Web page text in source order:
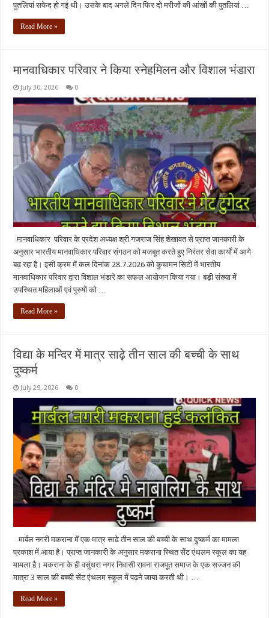
पुतलियां सफेद हो गई थी। उसके बाद अगले दिन फिर दो मरीजों की आंखों की पुतलियां …
Read More »
मानवाधिकार परिवार ने किया स्नेहमिलन और विशाल भंडारा
July 30, 2026 0
मानवाधिकार परिवार के प्रदेश अध्यक्ष श्री गजराज सिंह शेखावत से प्राप्त जानकारी के
अनुसार भारतीय मानवाधिकार परिवार संगठन को मजबूत करते हुए निरंतर सेवा कार्यों में आगे
बढ़ रहा है। इसी क्रम में कल दिनांक 28.7.2026 को कुचामन सिटी में भारतीय
मानवाधिकार परिवार द्वारा विशाल भंडारे का सफल आयोजन किया गया। बड़ी संख्या में
उपस्थित महिलाओं एवं पुरुषों को …
Read More »
विद्या के मन्दिर में मात्र साढ़े तीन साल की बच्ची के साथ
दुष्कर्म
July 29, 2026 0
मार्बल नगरी मकराना में एक मात्र साढे तीन साल की बच्ची के साथ दुष्कर्म का मामला
प्रकाश में आया है। प्राप्त जानकारी के अनुसार मकराना स्थित सेंट एंथलम स्कूल का यह
मामला है। मकराना के ही वसुंधरा नगर निवासी रावना राजपूत समाज के एक सज्जन की
मात्रा 3 साल की बच्ची सेंट एंथलम स्कूल में पढ़ने जाया करती थी। …
Read More »